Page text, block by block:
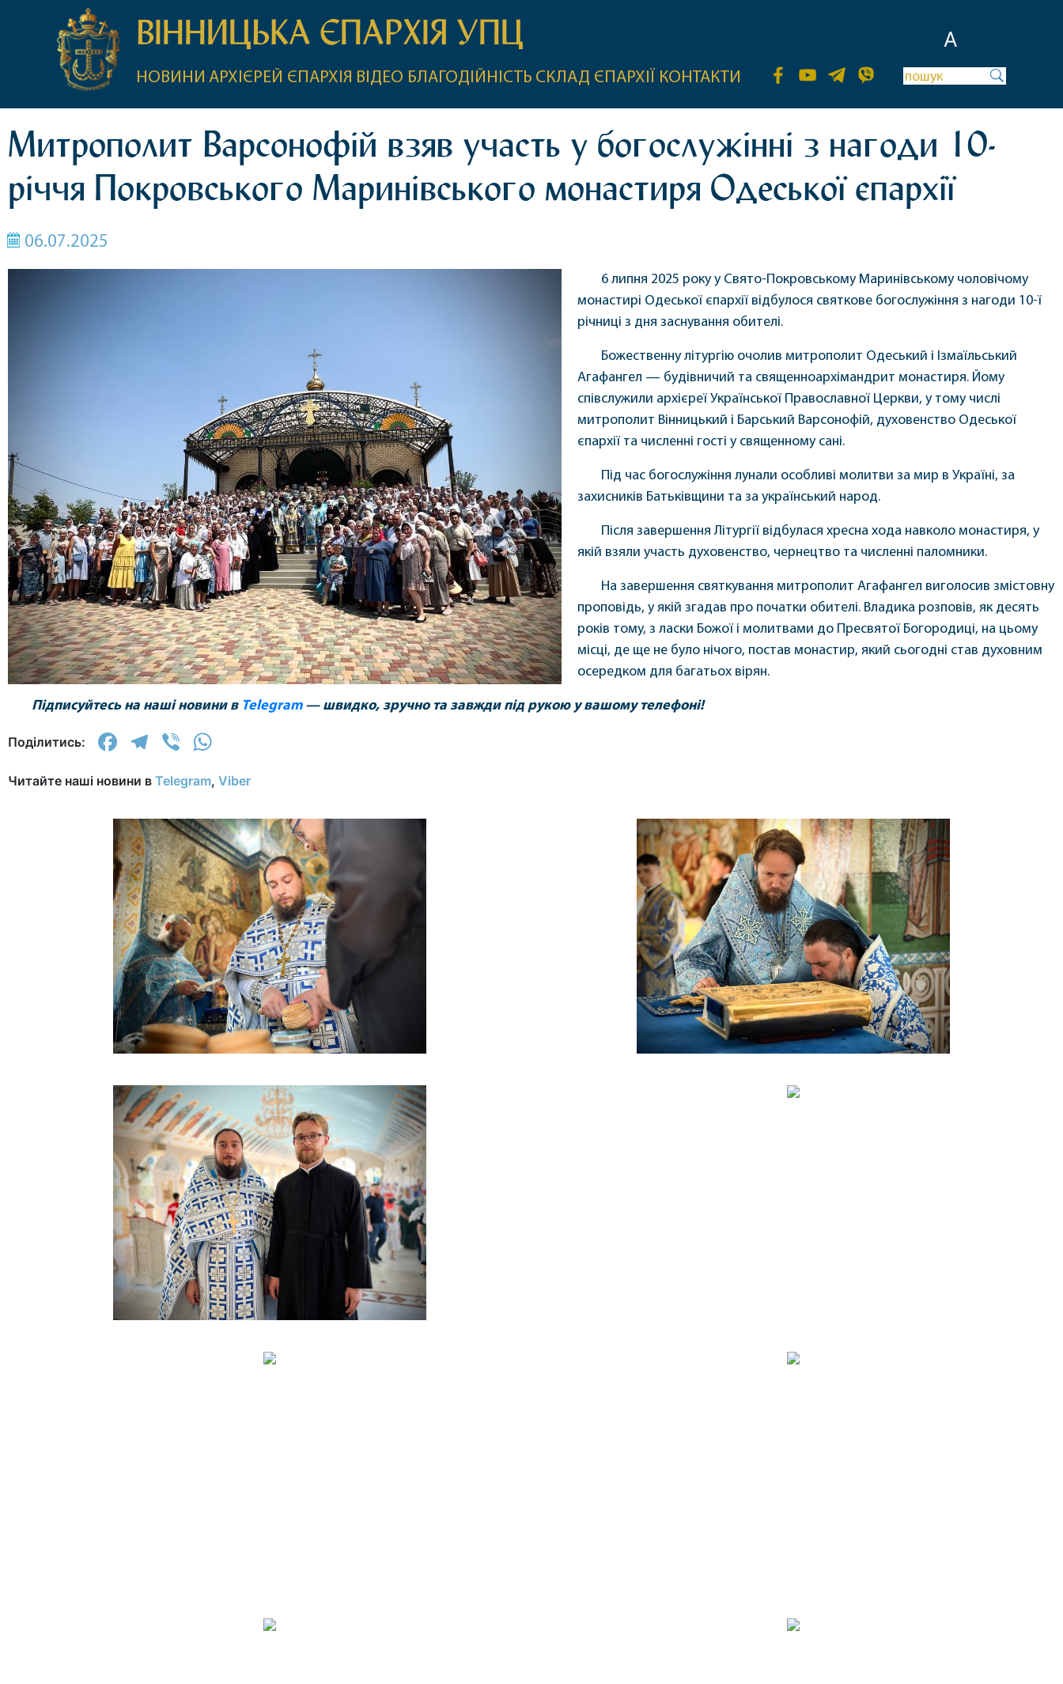
A
ВІННИЦЬКА ЄПАРХІЯ УПЦ
НОВИНИ АРХІЄРЕЙ ЄПАРХІЯ ВІДЕО БЛАГОДІЙНІСТЬ СКЛАД ЄПАРХІЇ КОНТАКТИ
Митрополит Варсонофій взяв участь у богослужінні з нагоди 10-
річчя Покровського Маринівського монастиря Одеської єпархії
06.07.2025
6 липня 2025 року у Свято-Покровському Маринівському чоловічому
монастирі Одеської єпархії відбулося святкове богослужіння з нагоди 10-ї
річниці з дня заснування обителі.
Божественну літургію очолив митрополит Одеський і Ізмаїльський
Агафангел — будівничий та священноархімандрит монастиря. Йому
співслужили архієреї Української Православної Церкви, у тому числі
митрополит Вінницький і Барський Варсонофій, духовенство Одеської
єпархії та численні гості у священному сані.
Під час богослужіння лунали особливі молитви за мир в Україні, за
захисників Батьківщини та за український народ.
Після завершення Літургії відбулася хресна хода навколо монастиря, у
якій взяли участь духовенство, чернецтво та численні паломники.
На завершення святкування митрополит Агафангел виголосив змістовну
проповідь, у якій згадав про початки обителі. Владика розповів, як десять
років тому, з ласки Божої і молитвами до Пресвятої Богородиці, на цьому
місці, де ще не було нічого, постав монастир, який сьогодні став духовним
осередком для багатьох вірян.
Підписуйтесь на наші новини в Telegram— швидко, зручно та завжди під рукою у вашому телефоні!
Поділитись: Facebook
Telegram
Viber
Читайте наші новини в Telegram, Viber